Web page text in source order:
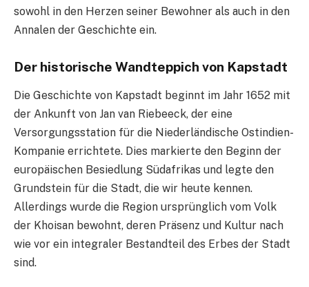
sowohl in den Herzen seiner Bewohner als auch in den
Annalen der Geschichte ein.
Der historische Wandteppich von Kapstadt
Die Geschichte von Kapstadt beginnt im Jahr 1652 mit
der Ankunft von Jan van Riebeeck, der eine
Versorgungsstation für die Niederländische Ostindien-
Kompanie errichtete. Dies markierte den Beginn der
europäischen Besiedlung Südafrikas und legte den
Grundstein für die Stadt, die wir heute kennen.
Allerdings wurde die Region ursprünglich vom Volk
der Khoisan bewohnt, deren Präsenz und Kultur nach
wie vor ein integraler Bestandteil des Erbes der Stadt
sind.